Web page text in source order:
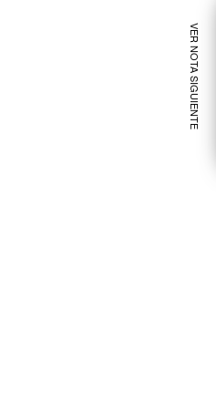
VER NOTA SIGUIENTE